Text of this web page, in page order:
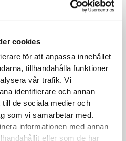
cookies
för att anpassa innehållet
tillhandahålla funktioner
vår trafik. Vi
identifierare och annan
till de sociala medier och
som vi samarbetar med.
informationen med annan
eller som de har
för
underbinda
ca 5-10cm avstånd.